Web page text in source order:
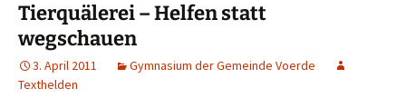
Tierquälerei – Helfen statt
wegschauen
3. April 2011
Gymnasium der Gemeinde Voerde
Texthelden